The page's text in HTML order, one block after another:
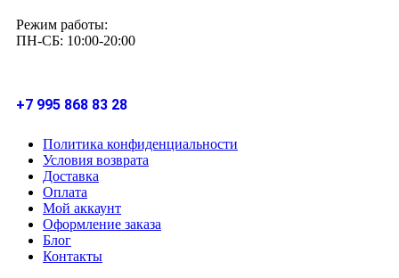
Режим работы:
ПН-СБ: 10:00-20:00
+7 995 868 83 28
Политика конфиденциальности
Условия возврата
Доставка
Оплата
Мой аккаунт
Оформление заказа
Блог
Контакты